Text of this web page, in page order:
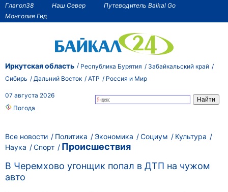
Глагол38 Наш Север
Путеводитель Baikal Go
Монголия Гид
Иркутская область Республика Бурятия
Забайкальский край
Сибирь
Дальний Восток АТР Россия и Мир
07 августа 2026
Погода
Все новости Политика Экономика Социум
Культура
Наука
Спорт
Происшествия
В Черемхово угонщик попал в ДТП на чужом
авто